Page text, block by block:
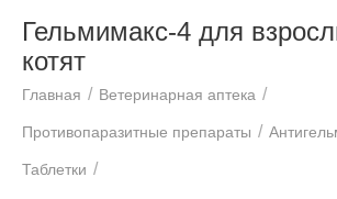
Гельмимакс-4 для
котят
Главная / Ветеринарная аптека /
Противопаразитные препараты /
Таблетки /